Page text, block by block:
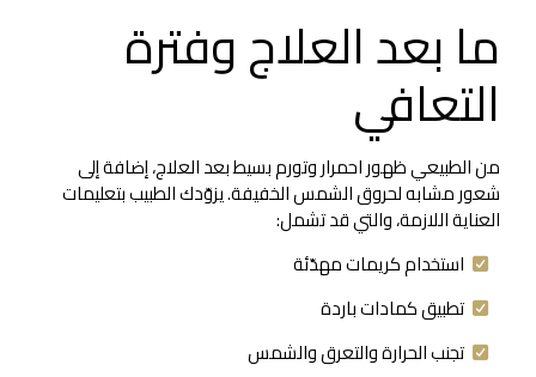
ما بعد العلاج وفترة
التعافي
من الطبيعي ظهور احمرار وتورم بسيط بعد العلاج، إضافة إلى
شعور مشابه لحروق الشمس الخفيفة. يزوّدك الطبيب بتعليمات
العناية اللازمة، والتي قد تشمل:
استخدام كريمات مهدّئة
تطبيق كمادات باردة
تجنب الحرارة والتعرق والشمس